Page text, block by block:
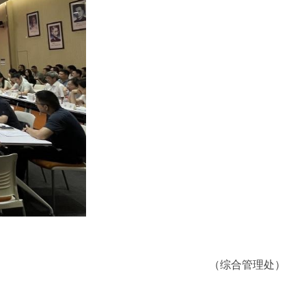
（综合管理处）